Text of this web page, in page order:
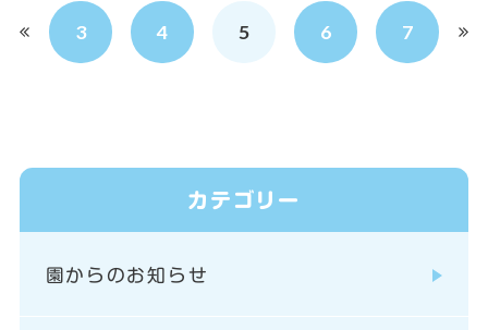
3 4 5 6 7
カテゴリー
園からのお知らせ